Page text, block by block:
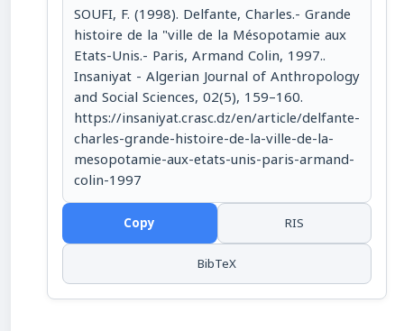
SOUFI, F. (1998). Delfante, Charles.- Grande
histoire de la "ville de la Mésopotamie aux
Etats-Unis.- Paris, Armand Colin, 1997..
Insaniyat - Algerian Journal of Anthropology
and Social Sciences, 02(5), 159–160.
https://insaniyat.crasc.dz/en/article/delfante-
charles-grande-histoire-de-la-ville-de-la-
mesopotamie-aux-etats-unis-paris-armand-
colin-1997
Copy
RIS
BibTeX